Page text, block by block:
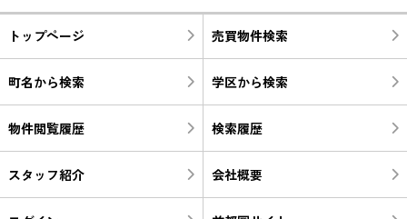
トップページ 売買物件検索
町名から検索 学区から検索
物件閲覧履歴 検索履歴
スタッフ紹介 会社概要